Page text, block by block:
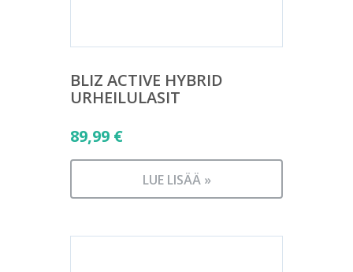
BLIZ ACTIVE HYBRID
URHEILULASIT
89,99 €
LUE LISÄÄ »